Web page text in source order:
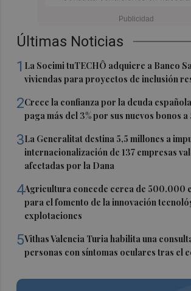
Últimas Noticias
1 La Socimi tuTECHÔ adquiere a Banco
viviendas para proyectos de inclusión
2Crece la confianza por la deuda
paga más del 3% por sus nuevos bonos a
3La Generalitat destina 5,5 millones a
internacionalización de 137 empresas
afectadas por la Dana
4Agricultura concede cerca de 500.000
para el fomento de la innovación
explotaciones
5Vithas Valencia Turia habilita una
personas con síntomas oculares tras el